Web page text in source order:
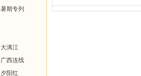
暑期专列
大漓江
广西连线
夕阳红